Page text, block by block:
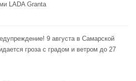
LADA Granta
9 августа в Самарской
гроза с градом и ветром до 27